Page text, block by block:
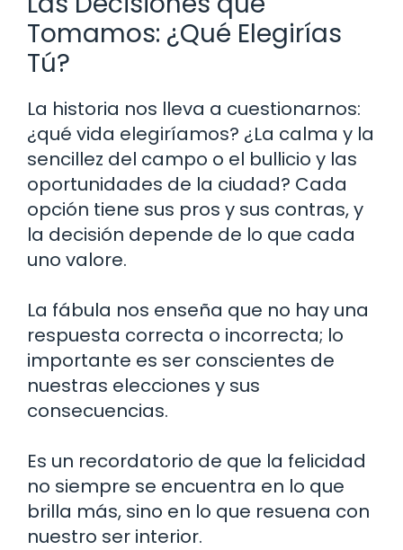
Tomamos: ¿Qué Elegirías
Tú?
La historia nos lleva a cuestionarnos:
¿qué vida elegiríamos? ¿La calma y la
sencillez del campo o el bullicio y las
oportunidades de la ciudad? Cada
opción tiene sus pros y sus contras, y
la decisión depende de lo que cada
uno valore.
La fábula nos enseña que no hay una
respuesta correcta o incorrecta; lo
importante es ser conscientes de
nuestras elecciones y sus
consecuencias.
Es un recordatorio de que la felicidad
no siempre se encuentra en lo que
brilla más, sino en lo que resuena con
nuestro ser interior.